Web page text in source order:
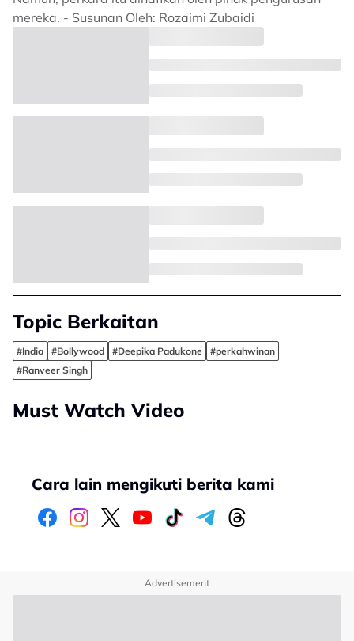
mereka. - Susunan Oleh: Rozaimi Zubaidi
Topic Berkaitan
#India #Bollywood #Deepika Padukone
#perkahwinan
#Ranveer Singh
Must Watch Video
Cara lain mengikuti berita kami
Advertisement